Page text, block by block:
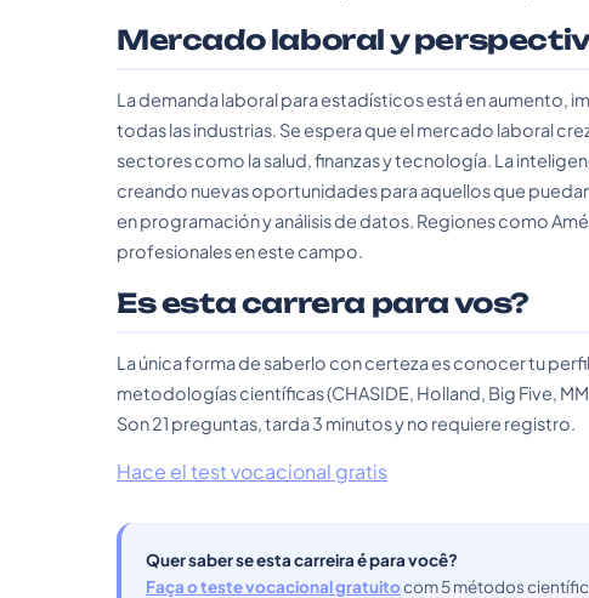
Mercado laboral y
La demanda laboral para estadísticos está en aumento,
todas las industrias. Se espera que el mercado laboral
sectores como la salud, finanzas y tecnología. La
creando nuevas oportunidades para aquellos que
en programación y análisis de datos. Regiones como
profesionales en este campo.
Es esta carrera para vos?
La única forma de saberlo con certeza es conocer tu
metodologías científicas (CHASIDE, Holland, Big Five,
Son 21 preguntas, tarda 3 minutos y no requiere registro.
Hace el test vocacional gratis
Quer saber se esta carreira é para você?
Faça o teste vocacional gratuitocom 5 métodos